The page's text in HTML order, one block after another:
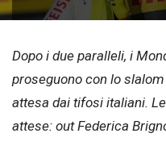
Dopo i due paralleli, i
proseguono con lo
attesa dai tifosi italiani.
attese: out Federica